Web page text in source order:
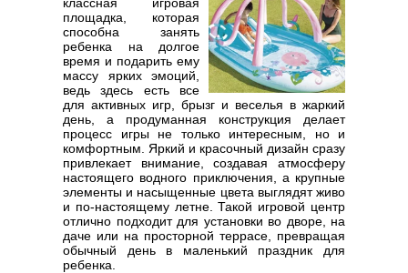
площадка, которая
способна занять
ребенка на долгое
время и подарить ему
массу ярких эмоций,
ведь здесь есть все
для активных игр, брызг и веселья в жаркий
день, а продуманная конструкция делает
процесс игры не только интересным, но и
комфортным. Яркий и красочный дизайн сразу
привлекает внимание, создавая атмосферу
настоящего водного приключения, а крупные
элементы и насыщенные цвета выглядят живо
и по-настоящему летне. Такой игровой центр
отлично подходит для установки во дворе, на
даче или на просторной террасе, превращая
обычный день в маленький праздник для
ребенка.